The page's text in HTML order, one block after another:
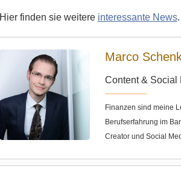
Hier finden sie weitere interessante News.
Marco
Content & Social
Finanzen sind meine
Berufserfahrung im
Creator und Social